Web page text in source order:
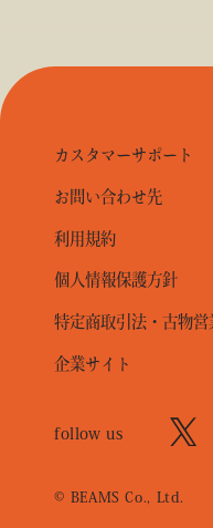
カスタマーサポート
お問い合わせ先
利用規約
個人情報保護方針
特定商取引法・古物
企業サイト
follow us
© BEAMS Co., Ltd.